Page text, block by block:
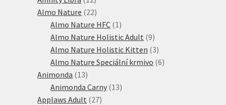
produktů
Almo Nature 2222
produktů
Almo Nature HFC 1 1
produkt
Almo Nature Holistic Adult 99
produktů
Almo Nature Holistic Kitten 33
produkty
Almo Nature Speciální krmivo 66
Animonda 1313
produktů
Animonda Carny 1313
Applaws Adult 2727